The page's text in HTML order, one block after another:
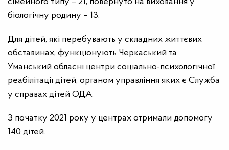
біологічну родину – 13.
Для дітей, які перебувають у складних життєвих
обставинах, функціонують Черкаський та
Уманський обласні центри соціально-психологічної
реабілітації дітей, органом управління яких є Служба
у справах дітей ОДА.
З початку 2021 року у центрах отримали допомогу
140 дітей.